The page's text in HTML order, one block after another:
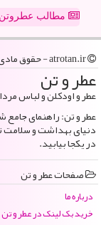
مطالب عطروتن
عطر و تن
عطر و اودکلن و لباس
عطر و تن: راهنمای جامع
دنیای بهداشت و سلامت
در یکجا بیابید.
صفحات عطر و تن
درباره ما
خرید بک لینک در عطر و تن